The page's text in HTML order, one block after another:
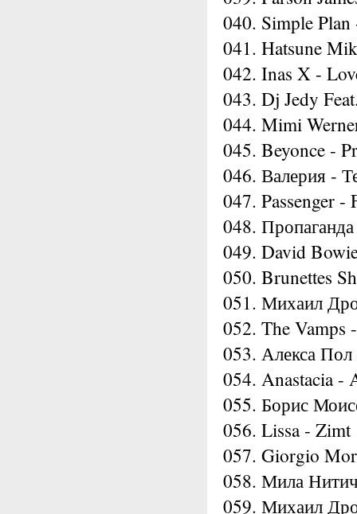
040. Simple
041. Hatsune
042. Inas X -
043. Dj Jedy
044. Mimi
045. Beyonce -
046. Валерия -
047. Passenger -
048.
049. David
050. Brunettes
051. Михаил
052. The Vamps
053. Алекса
054. Anastacia -
055. Борис
056. Lissa - Zimt
057. Giorgio
058. Мила
059. Михаил